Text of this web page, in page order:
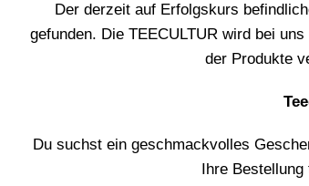
Der derzeit auf Erfolgskurs
gefunden. Die TEECULTUR wird bei
der Produkte
Du suchst ein geschmackvolles
Ihre